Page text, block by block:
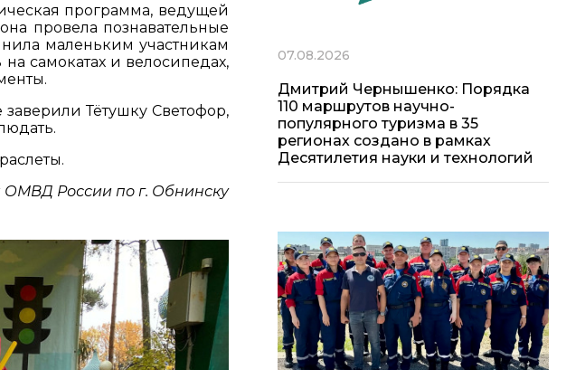
программа, ведущей
провела познавательные
маленьким участникам
самокатах и велосипедах,
Тётушку Светофор,
ОМВД России по г. Обнинску
07.08.2026
Дмитрий Чернышенко: Порядка
110 маршрутов научно-
популярного туризма в 35
регионах создано в рамках
Десятилетия науки и технологий